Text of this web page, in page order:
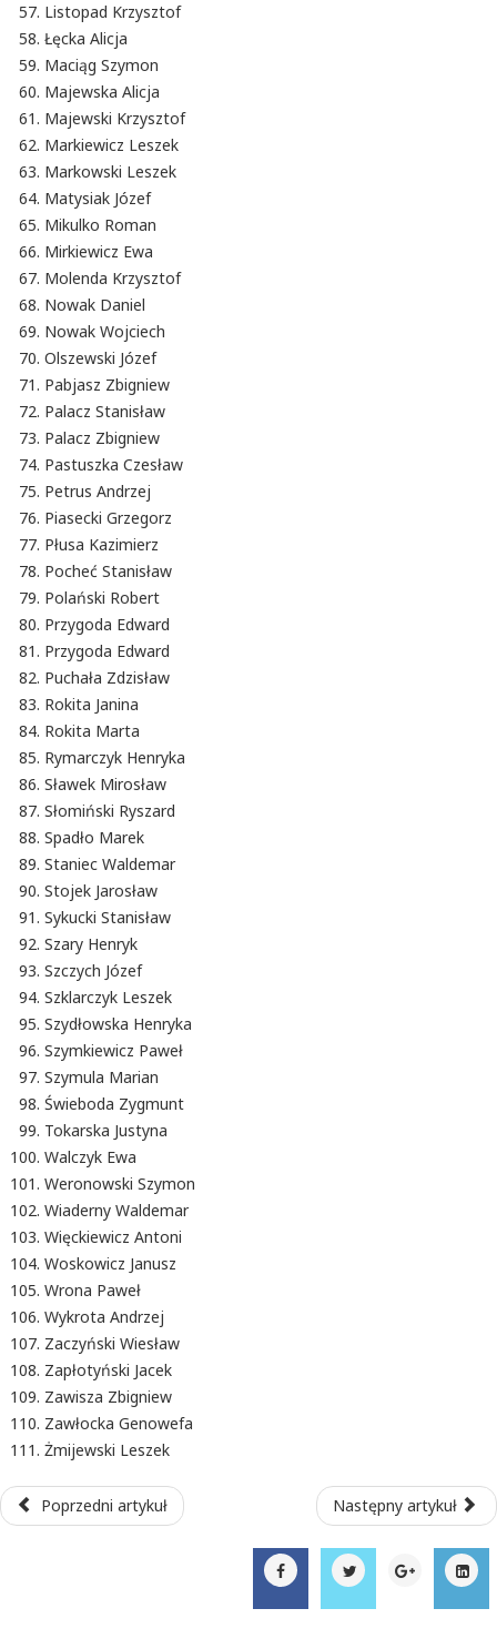
Listopad Krzysztof
Łęcka Alicja
Maciąg Szymon
Majewska Alicja
Majewski Krzysztof
Markiewicz Leszek
Markowski Leszek
Matysiak Józef
Mikulko Roman
Mirkiewicz Ewa
Molenda Krzysztof
Nowak Daniel
Nowak Wojciech
Olszewski Józef
Pabjasz Zbigniew
Palacz Stanisław
Palacz Zbigniew
Pastuszka Czesław
Petrus Andrzej
Piasecki Grzegorz
Płusa Kazimierz
Pocheć Stanisław
Polański Robert
Przygoda Edward
Przygoda Edward
Puchała Zdzisław
Rokita Janina
Rokita Marta
Rymarczyk Henryka
Sławek Mirosław
Słomiński Ryszard
Spadło Marek
Staniec Waldemar
Stojek Jarosław
Sykucki Stanisław
Szary Henryk
Szczych Józef
Szklarczyk Leszek
Szydłowska Henryka
Szymkiewicz Paweł
Szymula Marian
Świeboda Zygmunt
Tokarska Justyna
Walczyk Ewa
Weronowski Szymon
Wiaderny Waldemar
Więckiewicz Antoni
Woskowicz Janusz
Wrona Paweł
Wykrota Andrzej
Zaczyński Wiesław
Zapłotyński Jacek
Zawisza Zbigniew
Zawłocka Genowefa
Żmijewski Leszek
Poprzedni artykuł Następny artykuł